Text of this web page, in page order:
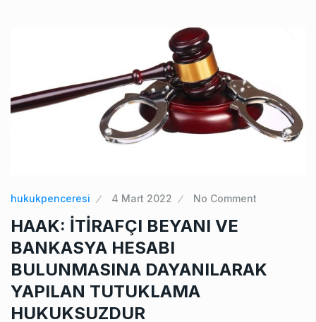
hukukpenceresi 4 Mart 2022 No Comment
HAAK: İTİRAFÇI BEYANI VE
BANKASYA HESABI
BULUNMASINA DAYANILARAK
YAPILAN TUTUKLAMA
HUKUKSUZDUR